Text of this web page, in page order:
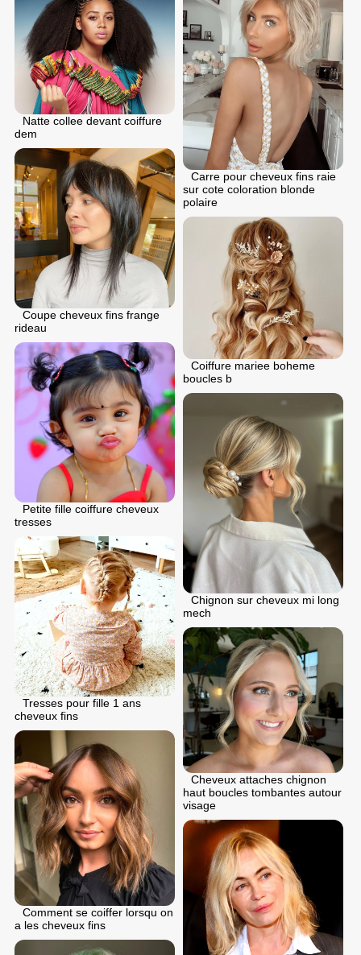
Carre pour cheveux fins raie
sur cote coloration blonde
polaire
Natte collee devant coiffure
dem
Coupe cheveux fins frange
rideau
Coiffure mariee boheme
boucles b
Petite fille coiffure cheveux
tresses
Chignon sur cheveux mi long
mech
Tresses pour fille 1 ans
cheveux fins
Cheveux attaches chignon
haut boucles tombantes autour
visage
Comment se coiffer lorsqu on
a les cheveux fins